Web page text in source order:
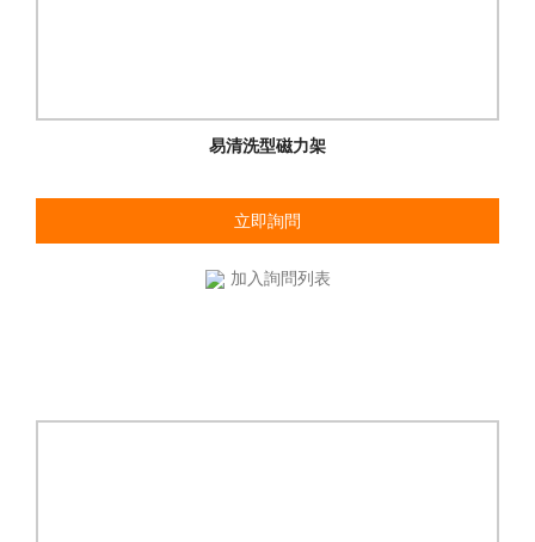
易清洗型磁力架
立即詢問
加入詢問列表